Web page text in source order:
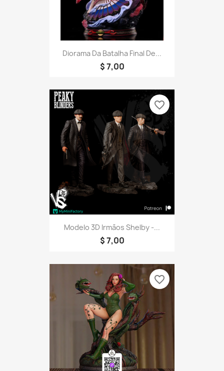
Diorama Da Batalha Final De...
$ 7,00
Modelo 3D Irmãos Shelby -...
$ 7,00
favorite_border
favorite_border